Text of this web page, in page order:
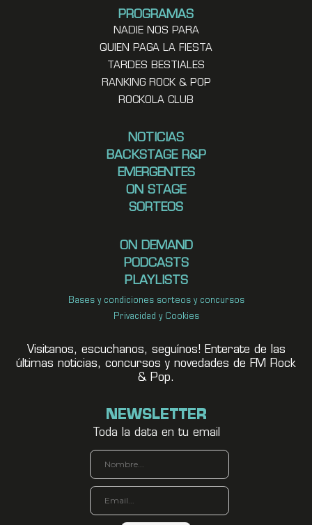
PROGRAMAS
NADIE NOS PARA
QUIEN PAGA LA FIESTA
TARDES BESTIALES
RANKING ROCK & POP
ROCKOLA CLUB
NOTICIAS
BACKSTAGE R&P
EMERGENTES
ON STAGE
SORTEOS
ON DEMAND
PODCASTS
PLAYLISTS
Bases y condiciones sorteos y concursos
Privacidad y Cookies
Visitanos, escuchanos, seguínos! Enterate de las
últimas noticias, concursos y novedades de FM Rock
& Pop.
NEWSLETTER
Toda la data en tu email